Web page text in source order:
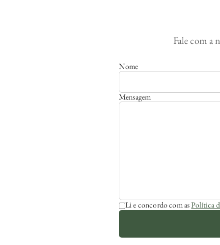
Fale com a
Nome
Mensagem
Li e concordo com asPolítica